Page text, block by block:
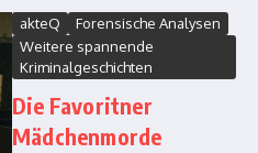
akteQ
Forensische Analysen
Weitere spannende
Kriminalgeschichten
Die Favoritner
Mädchenmorde